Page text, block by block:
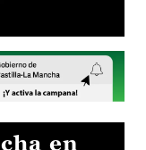
en